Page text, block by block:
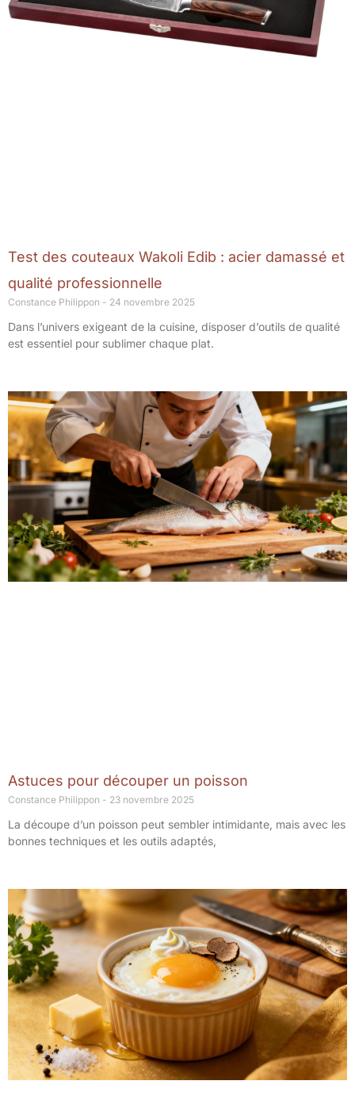
Test des couteaux Wakoli Edib : acier damassé et
qualité professionnelle
Constance Philippon 24 novembre 2025
Dans l’univers exigeant de la cuisine, disposer d’outils de qualité
est essentiel pour sublimer chaque plat.
Astuces pour découper un poisson
Constance Philippon 23 novembre 2025
La découpe d’un poisson peut sembler intimidante, mais avec les
bonnes techniques et les outils adaptés,